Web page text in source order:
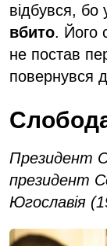
відбувся, бо
вбито. Його
не постав
повернувся
Президент
президент
Югославія